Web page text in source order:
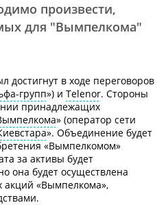
произвести,
для "Вымпелкома"
достигнут в ходе переговоров
групп») и Telenor. Стороны
принадлежащих
» (оператор сети
». Объединение будет
«Вымпелкомом»
за активы будет
она будет осуществлена
«Вымпелкома»,